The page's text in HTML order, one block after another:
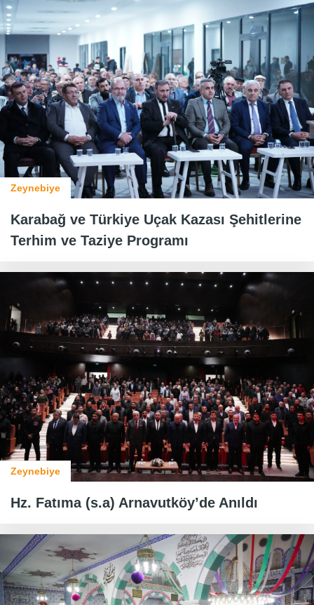
Zeynebiye
Karabağ ve Türkiye Uçak Kazası Şehitlerine
Terhim ve Taziye Programı
Zeynebiye
Hz. Fatıma (s.a) Arnavutköy’de Anıldı